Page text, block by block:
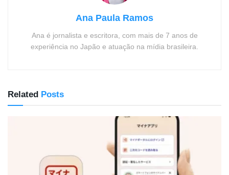
Ana Paula Ramos
Ana é jornalista e escritora, com mais de 7 anos de
experiência no Japão e atuação na mídia brasileira.
Related Posts